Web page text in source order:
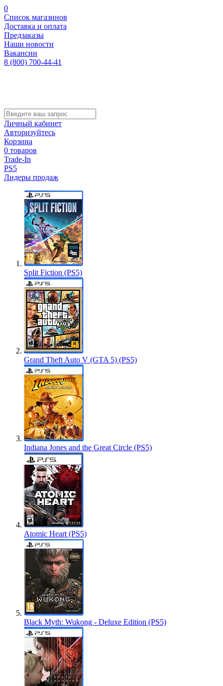
0
Список магазинов
Доставка и оплата
Предзаказы
Наши новости
Вакансии
8 (800) 700-44-41
Личный кабинет
Авторизуйтесь
Корзина
0 товаров
Trade-In
PS5
Лидеры продаж
Split Fiction (PS5)
Grand Theft Auto V (GTA 5) (PS5)
Indiana Jones and the Great Circle (PS5)
Atomic Heart (PS5)
Black Myth: Wukong - Deluxe Edition (PS5)